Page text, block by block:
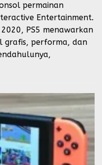
permainan
Entertainment.
PS5 menawarkan
grafis, performa, dan